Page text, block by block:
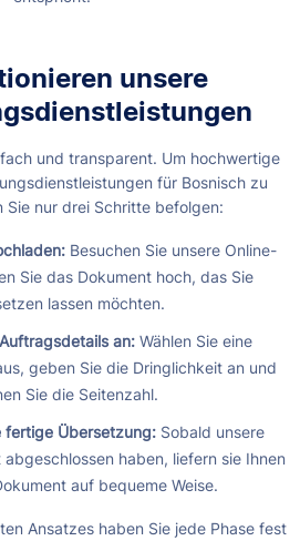
unsere
und transparent. Um hochwertige
für Bosnisch zu
Sie nur drei Schritte befolgen:
Besuchen Sie unsere Online-
Sie das Dokument hoch, das Sie
lassen möchten.
an:Wählen Sie eine
geben Sie die Dringlichkeit an und
Sie die Seitenzahl.
fertige Übersetzung:Sobald unsere
haben, liefern sie Ihnen
auf bequeme Weise.
Ansatzes haben Sie jede Phase fest